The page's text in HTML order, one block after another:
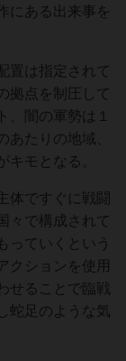
にある出来事を
置は指定されて
拠点を制圧して
、闇の軍勢は１
あたりの地域、
キモとなる。
体ですぐに戦闘
々で構成されて
っていくという
クションを使用
せることで臨戦
蛇足のような気